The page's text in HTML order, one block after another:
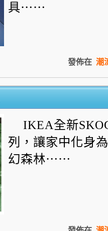
具⋯⋯
發佈在 潮
IKEA全新
列， 讓家中化身
幻森林⋯⋯